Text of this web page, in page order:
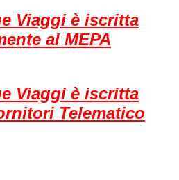
Viaggi è iscritta
al MEPA
Viaggi è iscritta
Telematico